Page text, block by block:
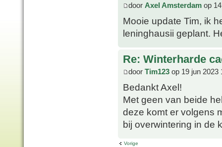
door Axel Amsterdam op
Mooie update Tim, ik
leninghausii geplant.
Re: Winterharde
door Tim123 op 19 jun 2023
Bedankt Axel!
Met geen van beide
deze komt er volgens
bij overwintering in de
Vorige